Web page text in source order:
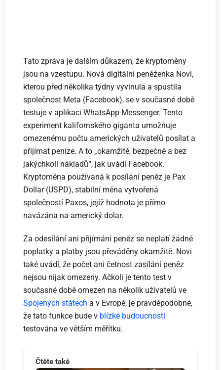
Tato zpráva je dalším důkazem, že kryptoměny
jsou na vzestupu. Nová digitální peněženka Novi,
kterou před několika týdny vyvinula a spustila
společnost Meta (Facebook), se v současné době
testuje v aplikaci WhatsApp Messenger. Tento
experiment kalifornského giganta umožňuje
omezenému počtu amerických uživatelů posílat a
přijímat peníze. A to „okamžitě, bezpečně a bez
jakýchkoli nákladů“, jak uvádí Facebook.
Kryptoměna používaná k posílání peněz je Pax
Dollar (USPD), stabilní měna vytvořená
společností Paxos, jejíž hodnota je přímo
navázána na americký dolar.
Za odesílání ani přijímání peněz se neplatí žádné
poplatky a platby jsou převáděny okamžitě. Novi
také uvádí, že počet ani četnost zasílání peněz
nejsou nijak omezeny. Ačkoli je tento test v
současné době omezen na několik uživatelů ve
Spojených státech a v Evropě, je pravděpodobné,
že tato funkce bude v blízké budoucnosti
testována ve větším měřítku.
Čtěte také